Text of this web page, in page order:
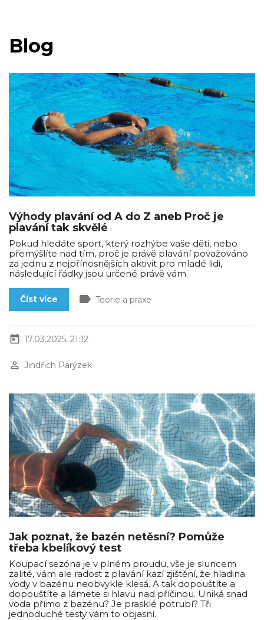
Blog
Výhody plavání od A do Z aneb Proč je
plavání tak skvělé
Pokud hledáte sport, který rozhýbe vaše děti, nebo
přemýšlíte nad tím, proč je právě plavání považováno
za jednu z nejpřínosnějších aktivit pro mladé lidi,
následující řádky jsou určené právě vám.
Číst více label Teorie a praxe
today 17.03.2025, 21:12
perm_identity Jindřich Parýzek
Jak poznat, že bazén netěsní? Pomůže
třeba kbelíkový test
Koupací sezóna je v plném proudu, vše je sluncem
zalité, vám ale radost z plavání kazí zjištění, že hladina
vody v bazénu neobvykle klesá. A tak dopouštíte a
dopouštíte a lámete si hlavu nad příčinou. Uniká snad
voda přímo z bazénu? Je prasklé potrubí? Tři
jednoduché testy vám to objasní.